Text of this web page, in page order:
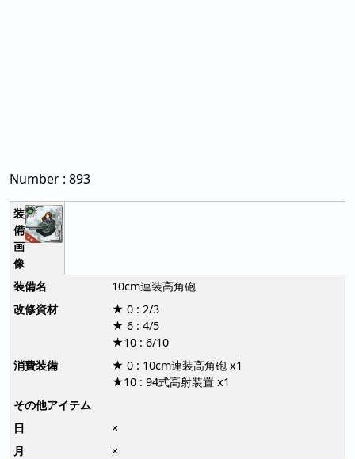
Number : 893
10cm連装高角砲
★ 0 : 2/3
★ 6 : 4/5
★10 : 6/10
★ 0 : 10cm連装高角砲 x1
★10 : 94式高射装置 x1
×
×